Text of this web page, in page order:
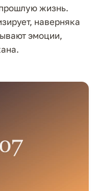
жизнь.
наверняка
эмоции,